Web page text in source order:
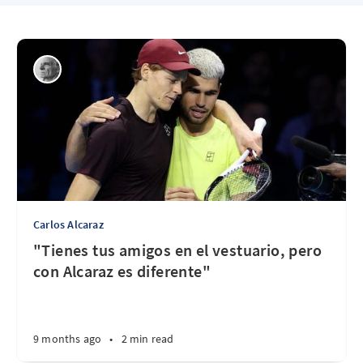
Carlos Alcaraz
"Tienes tus amigos en el vestuario, pero
con Alcaraz es diferente"
9 months ago • 2 min read